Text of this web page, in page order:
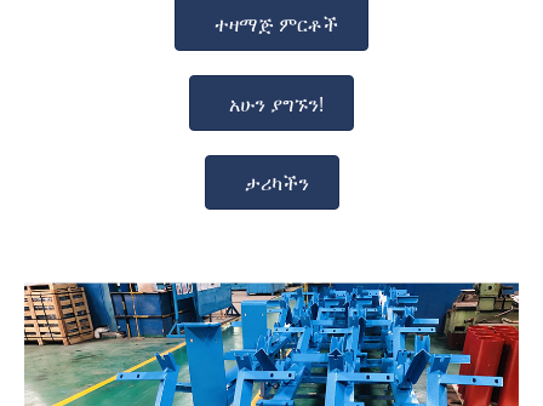
ተዛማጅ ምርቶች
አሁን ያግኙን!
ታሪካችን